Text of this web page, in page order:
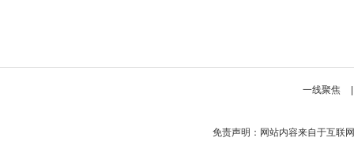
一线聚焦
免责声明：网站内容来自于互联